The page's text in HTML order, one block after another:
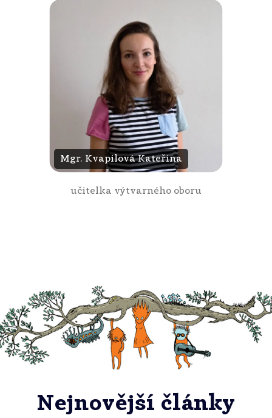
Mgr. Kvapilová Kateřina
učitelka výtvarného oboru
Nejnovější články